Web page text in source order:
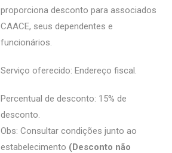
proporciona desconto para associados
CAACE, seus dependentes e
funcionários.
Serviço oferecido: Endereço fiscal.
Percentual de desconto: 15% de
desconto.
Obs: Consultar condições junto ao
estabelecimento (Desconto não